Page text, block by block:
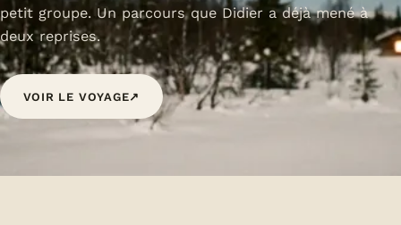
petit groupe. Un parcours que Didier a déjà mené à
deux reprises.
VOIR LE VOYAGE↗